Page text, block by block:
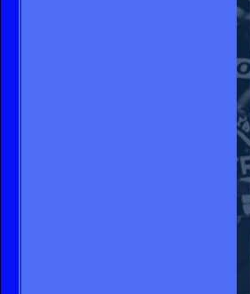
Отпуск у
после
чемпионов с
декабря в
до 10 января —
базе в Конча-
проходить